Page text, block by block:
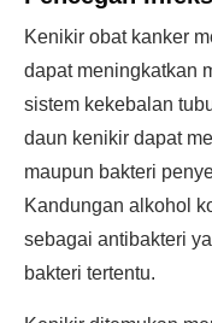
Kenikir obat kanker
dapat meningkatkan
sistem kekebalan
daun kenikir dapat
maupun bakteri
Kandungan alkohol
sebagai antibakteri
bakteri tertentu.